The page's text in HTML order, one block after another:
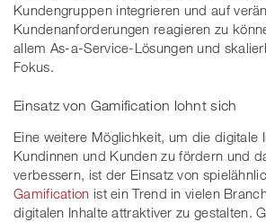
Kundengruppen integrieren und auf
Kundenanforderungen reagieren zu
allem As-a-Service-Lösungen und
Fokus.
Einsatz von Gamification lohnt sich
Eine weitere Möglichkeit, um die digitale
Kundinnen und Kunden zu fördern und
verbessern, ist der Einsatz von
Gamification ist ein Trend in vielen
digitalen Inhalte attraktiver zu gestalten.